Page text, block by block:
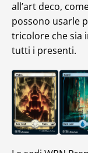
all’art deco,
possono usarle
tricolore che sia
tutti i presenti.